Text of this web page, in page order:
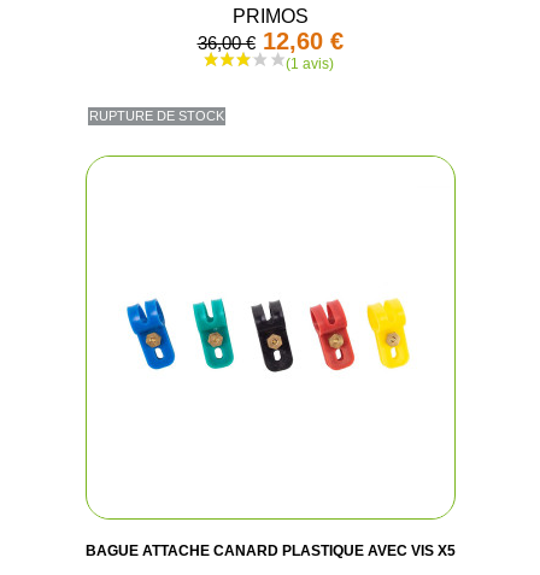
PRIMOS
36,00 € 12,60 €
RUPTURE DE STOCK
BAGUE ATTACHE CANARD PLASTIQUE AVEC VIS X5